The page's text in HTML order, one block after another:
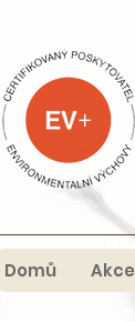
Domů Akce